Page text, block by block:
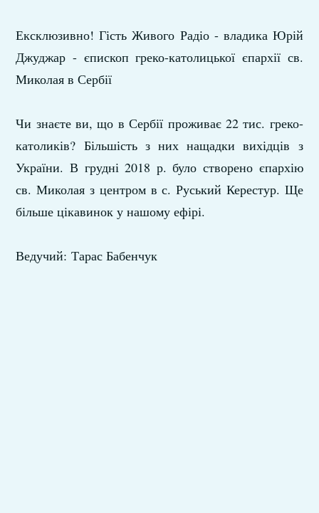
Ексклюзивно! Гість Живого Радіо - владика Юрій
Джуджар - єпископ греко-католицької єпархії св.
Миколая в Сербії
Чи знаєте ви, що в Сербії проживає 22 тис. греко-
католиків? Більшість з них нащадки вихідців з
України. В грудні 2018 р. було створено єпархію
св. Миколая з центром в с. Руський Керестур. Ще
більше цікавинок у нашому ефірі.
Ведучий: Тарас Бабенчук